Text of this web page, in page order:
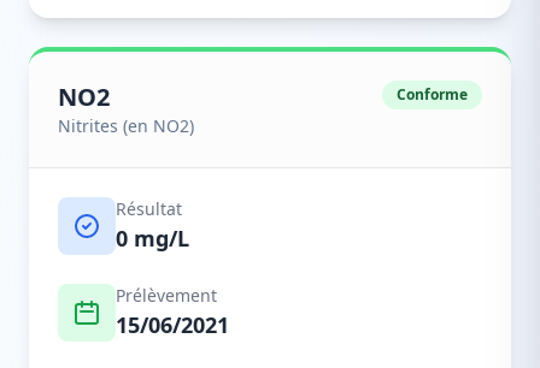
NO2
Nitrites (en NO2)
Conforme
Résultat
0 mg/L
Prélèvement
15/06/2021